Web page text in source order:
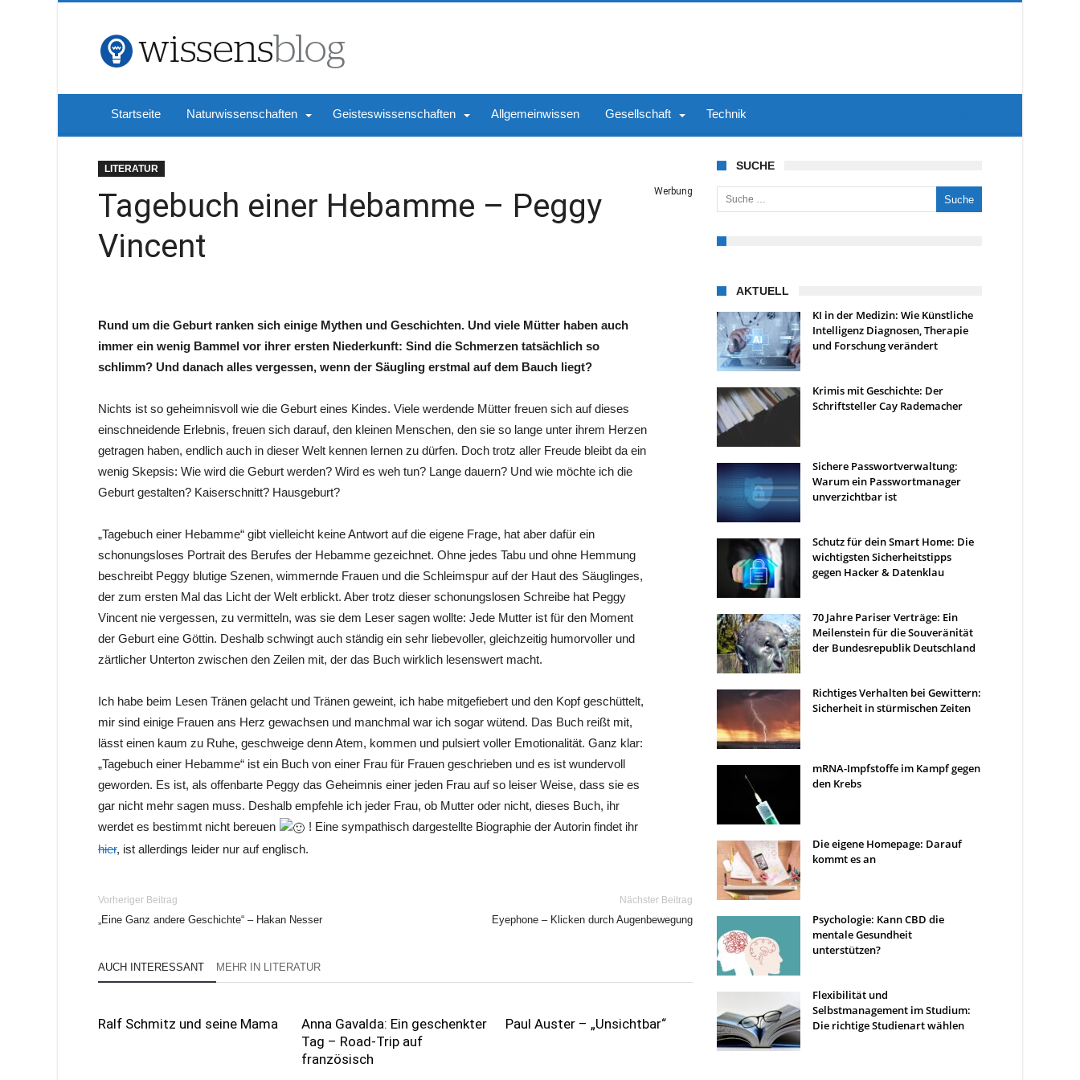
Startseite Naturwissenschaften Geisteswissenschaften Allgemeinwissen Gesellschaft Technik
LITERATUR
Tagebuch einer Hebamme – Peggy
Vincent
Werbung
Rund um die Geburt ranken sich einige Mythen und Geschichten. Und viele Mütter haben auch
immer ein wenig Bammel vor ihrer ersten Niederkunft: Sind die Schmerzen tatsächlich so
schlimm? Und danach alles vergessen, wenn der Säugling erstmal auf dem Bauch liegt?
Nichts ist so geheimnisvoll wie die Geburt eines Kindes. Viele werdende Mütter freuen sich auf dieses
einschneidende Erlebnis, freuen sich darauf, den kleinen Menschen, den sie so lange unter ihrem Herzen
getragen haben, endlich auch in dieser Welt kennen lernen zu dürfen. Doch trotz aller Freude bleibt da ein
wenig Skepsis: Wie wird die Geburt werden? Wird es weh tun? Lange dauern? Und wie möchte ich die
Geburt gestalten? Kaiserschnitt? Hausgeburt?
„Tagebuch einer Hebamme“ gibt vielleicht keine Antwort auf die eigene Frage, hat aber dafür ein
schonungsloses Portrait des Berufes der Hebamme gezeichnet. Ohne jedes Tabu und ohne Hemmung
beschreibt Peggy blutige Szenen, wimmernde Frauen und die Schleimspur auf der Haut des Säuglinges,
der zum ersten Mal das Licht der Welt erblickt. Aber trotz dieser schonungslosen Schreibe hat Peggy
Vincent nie vergessen, zu vermitteln, was sie dem Leser sagen wollte: Jede Mutter ist für den Moment
der Geburt eine Göttin. Deshalb schwingt auch ständig ein sehr liebevoller, gleichzeitig humorvoller und
zärtlicher Unterton zwischen den Zeilen mit, der das Buch wirklich lesenswert macht.
Ich habe beim Lesen Tränen gelacht und Tränen geweint, ich habe mitgefiebert und den Kopf geschüttelt,
mir sind einige Frauen ans Herz gewachsen und manchmal war ich sogar wütend. Das Buch reißt mit,
lässt einen kaum zu Ruhe, geschweige denn Atem, kommen und pulsiert voller Emotionalität. Ganz klar:
„Tagebuch einer Hebamme“ ist ein Buch von einer Frau für Frauen geschrieben und es ist wundervoll
geworden. Es ist, als offenbarte Peggy das Geheimnis einer jeden Frau auf so leiser Weise, dass sie es
gar nicht mehr sagen muss. Deshalb empfehle ich jeder Frau, ob Mutter oder nicht, dieses Buch, ihr
werdet es bestimmt nicht bereuen
! Eine sympathisch dargestellte Biographie der Autorin findet ihr
hier, ist allerdings leider nur auf englisch.
Vorheriger Beitrag
„Eine Ganz andere Geschichte“ – Hakan Nesser
Nächster Beitrag
Eyephone – Klicken durch Augenbewegung
AUCH INTERESSANT MEHR IN LITERATUR
Ralf Schmitz und seine Mama
Anna Gavalda: Ein geschenkter
Tag – Road-Trip auf
französisch
Paul Auster – „Unsichtbar“
SUCHE
Suche nach:
AKTUELL
KI in der Medizin: Wie Künstliche
Intelligenz Diagnosen, Therapie
und Forschung verändert
Krimis mit Geschichte: Der
Schriftsteller Cay Rademacher
Sichere Passwortverwaltung:
Warum ein Passwortmanager
unverzichtbar ist
Schutz für dein Smart Home: Die
wichtigsten Sicherheitstipps
gegen Hacker & Datenklau
70 Jahre Pariser Verträge: Ein
Meilenstein für die Souveränität
der Bundesrepublik Deutschland
Richtiges Verhalten bei Gewittern:
Sicherheit in stürmischen Zeiten
mRNA-Impfstoffe im Kampf gegen
den Krebs
Die eigene Homepage: Darauf
kommt es an
Psychologie: Kann CBD die
mentale Gesundheit
unterstützen?
Flexibilität und
Selbstmanagement im Studium:
Die richtige Studienart wählen